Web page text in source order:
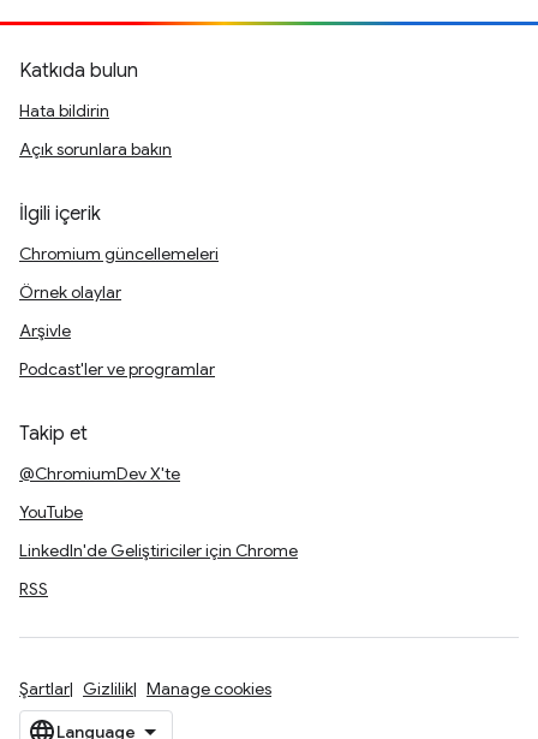
Katkıda bulun
Hata bildirin
Açık sorunlara bakın
İlgili içerik
Chromium güncellemeleri
Örnek olaylar
Arşivle
Podcast'ler ve programlar
Takip et
@ChromiumDev X'te
YouTube
LinkedIn'de Geliştiriciler için Chrome
RSS
Şartlar Gizlilik Manage cookies